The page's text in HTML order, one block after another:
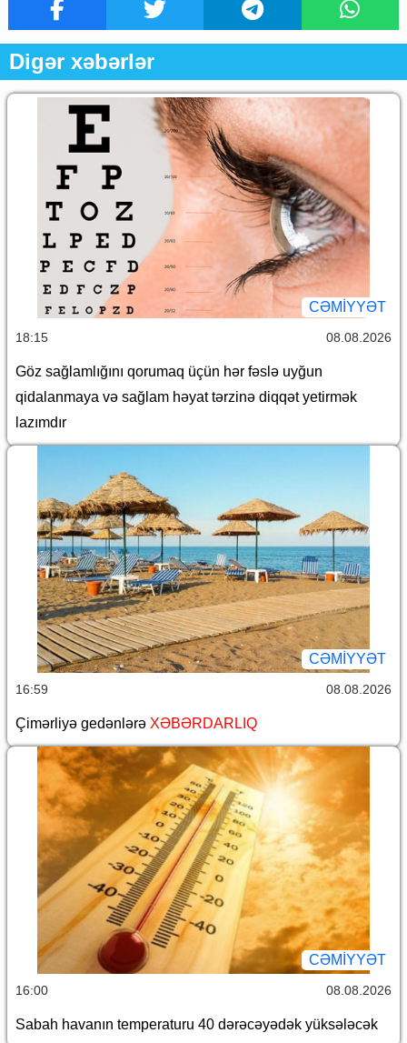
Digər xəbərlər
CƏMİYYƏT
18:15 08.08.2026
Göz sağlamlığını qorumaq üçün hər fəslə uyğun
qidalanmaya və sağlam həyat tərzinə diqqət yetirmək
lazımdır
CƏMİYYƏT
16:59 08.08.2026
Çimərliyə gedənlərə XƏBƏRDARLIQ
CƏMİYYƏT
16:00 08.08.2026
Sabah havanın temperaturu 40 dərəcəyədək yüksələcək